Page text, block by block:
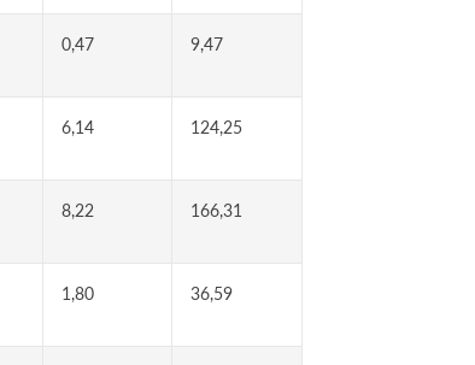
0,47 9,47
6,14 124,25
8,22 166,31
1,80 36,59